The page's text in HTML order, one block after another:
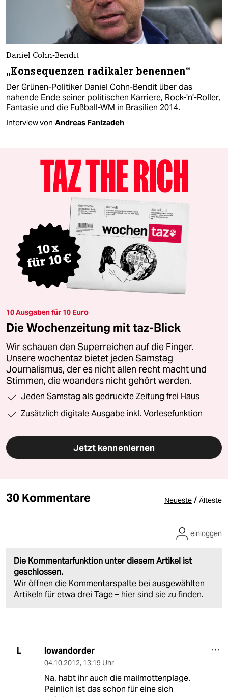
Daniel Cohn-Bendit
„Konsequenzen radikaler benennen“
Der Grünen-Politiker Daniel Cohn-Bendit über das
nahende Ende seiner politischen Karriere, Rock-'n'-Roller,
Fantasie und die Fußball-WM in Brasilien 2014.
Interview von Andreas Fanizadeh
10 Ausgaben für 10 Euro
Die Wochenzeitung mit taz-Blick
Wir schauen den Superreichen auf die Finger.
Unsere wochentaz bietet jeden Samstag
Journalismus, der es nicht allen recht macht und
Stimmen, die woanders nicht gehört werden.
Jeden Samstag als gedruckte Zeitung frei Haus
Zusätzlich digitale Ausgabe inkl. Vorlesefunktion
Jetzt kennenlernen
30 Kommentare Neueste / Älteste
Die Kommentarfunktion unter diesem Artikel ist
geschlossen.
Wir öffnen die Kommentarspalte bei ausgewählten
Artikeln für etwa drei Tage – hier sind sie zu finden.
einloggen
L lowandorder
04.10.2012, 13:19 Uhr
Na, habt ihr auch die mailmottenplage.
Peinlich ist das schon für eine sich